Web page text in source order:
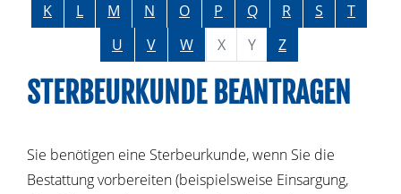
K
L M N O P Q R S
T
U
V W X Y Z
STERBEURKUNDE BEANTRAGEN
Sie benötigen eine Sterbeurkunde, wenn Sie die
Bestattung vorbereiten (beispielsweise Einsargung,